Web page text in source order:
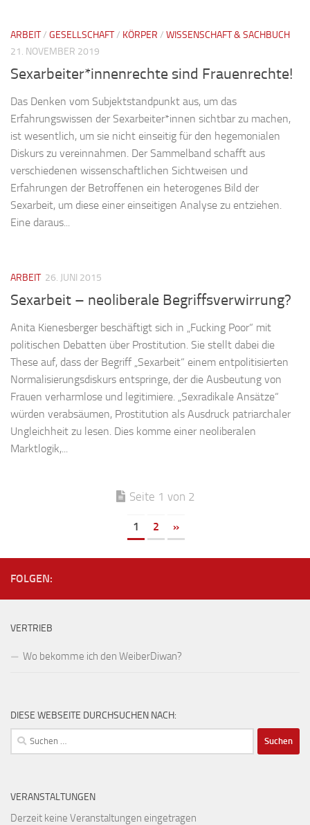
ARBEIT/ GESELLSCHAFT/ KÖRPER / WISSENSCHAFT & SACHBUCH
21. NOVEMBER 2019
Sexarbeiter*innenrechte sind Frauenrechte!
Das Denken vom Subjektstandpunkt aus, um das
Erfahrungswissen der Sexarbeiter*innen sichtbar zu machen,
ist wesentlich, um sie nicht einseitig für den hegemonialen
Diskurs zu vereinnahmen. Der Sammelband schafft aus
verschiedenen wissenschaftlichen Sichtweisen und
Erfahrungen der Betroffenen ein heterogenes Bild der
Sexarbeit, um diese einer einseitigen Analyse zu entziehen.
Eine daraus...
ARBEIT 26. JUNI 2015
Sexarbeit – neoliberale Begriffsverwirrung?
Anita Kienesberger beschäftigt sich in „Fucking Poor“ mit
politischen Debatten über Prostitution. Sie stellt dabei die
These auf, dass der Begriff „Sexarbeit“ einem entpolitisierten
Normalisierungsdiskurs entspringe, der die Ausbeutung von
Frauen verharmlose und legitimiere. „Sexradikale Ansätze“
würden verabsäumen, Prostitution als Ausdruck patriarchaler
Ungleichheit zu lesen. Dies komme einer neoliberalen
Marktlogik,...
Seite 1 von 2
1 2 »
FOLGEN:
VERTRIEB
Wo bekomme ich den WeiberDiwan?
DIESE WEBSEITE DURCHSUCHEN NACH:
Suchen
nach:
VERANSTALTUNGEN
Derzeit keine Veranstaltungen eingetragen